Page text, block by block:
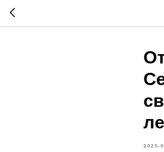
2025-